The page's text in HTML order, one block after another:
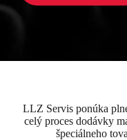
LLZ Servis ponúka
celý proces dodávky
špeciálneho